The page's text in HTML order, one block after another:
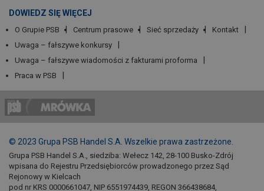
DOWIEDZ SIĘ WIĘCEJ
O Grupie PSB Centrum prasowe Sieć sprzedaży
Kontakt
Uwaga – fałszywe konkursy
Uwaga – fałszywe wiadomości z fakturami proforma
Praca w PSB
© 2023 Grupa PSB Handel S.A. Wszelkie prawa zastrzeżone.
Grupa PSB Handel S.A., siedziba: Wełecz 142, 28-100 Busko-Zdrój
wpisana do Rejestru Przedsiębiorców prowadzonego przez Sąd
Rejonowy w Kielcach
pod nr KRS 0000661047, NIP 6551974439, REGON 366438684,